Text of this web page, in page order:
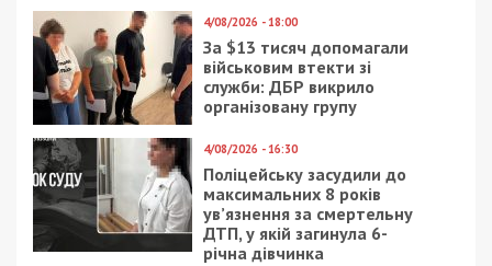
4/08/2026 - 18:00
За $13 тисяч допомагали
військовим втекти зі
служби: ДБР викрило
організовану групу
4/08/2026 - 16:30
Поліцейську засудили до
максимальних 8 років
ув’язнення за смертельну
ДТП, у якій загинула 6-
річна дівчинка